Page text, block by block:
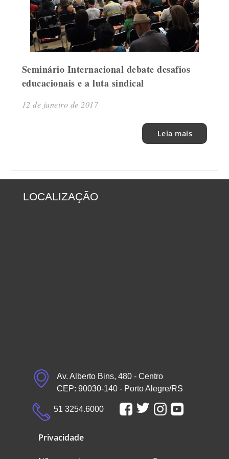
Seminário Internacional debate desafios
educacionais e a luta sindical
12 de janeiro de 2017
Leia mais
LOCALIZAÇÃO
Av. Alberto Bins, 480 - Centro
CEP: 90030-140 - Porto Alegre/RS
51 3254.6000
Privacidade